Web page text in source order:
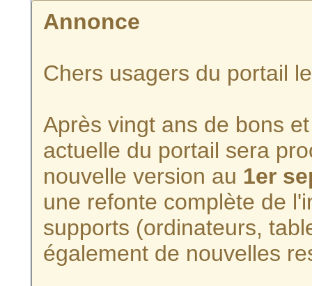
Annonce
Chers usagers du portail
Après vingt ans de bons
actuelle du portail sera
nouvelle version au 1er
une refonte complète de
supports (ordinateurs,
également de nouvelles